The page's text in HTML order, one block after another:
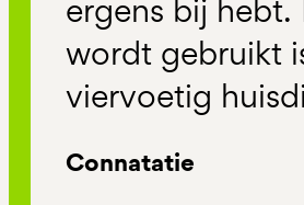
ergens bij
wordt gebruikt
viervoetig
Connatatie